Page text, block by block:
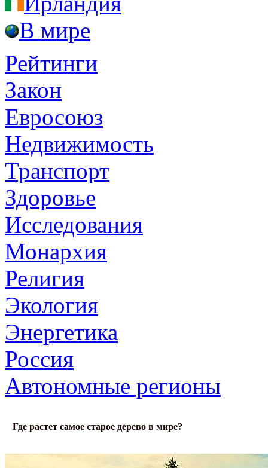
В мире
Рейтинги
Закон
Евросоюз
Недвижимость
Транспорт
Здоровье
Исследования
Монархия
Религия
Экология
Энергетика
Россия
Автономные регионы
Где растет самое старое дерево в мире?